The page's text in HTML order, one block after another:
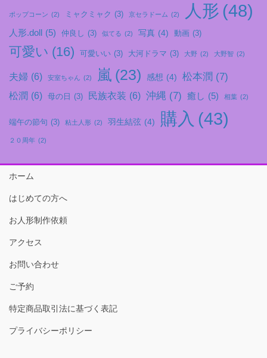
ポップコーン (2) ミャクミャク (3) 京セラドーム (2) 人形 (48)
人形.doll (5) 仲良し (3) 似てる (2) 写真 (4) 動画 (3)
可愛い (16) 可愛いい (3) 大河ドラマ (3) 大野 (2) 大野智 (2)
夫婦 (6) 安室ちゃん (2) 嵐 (23) 感想 (4) 松本潤 (7)
松潤 (6) 母の日 (3) 民族衣装 (6) 沖縄 (7) 癒し (5) 相葉 (2)
端午の節句 (3) 粘土人形 (2) 羽生結弦 (4) 購入 (43)
２０周年 (2)
ホーム
はじめての方へ
お人形制作依頼
アクセス
お問い合わせ
ご予約
特定商品取引法に基づく表記
プライバシーポリシー